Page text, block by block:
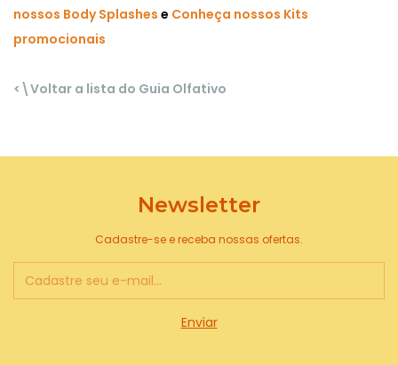
nossos Body Splashes e Conheça nossos Kits
promocionais
<\Voltar a lista do Guia Olfativo
Newsletter
Cadastre-se e receba nossas ofertas.